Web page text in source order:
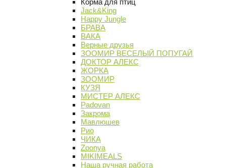
Корма для птиц
Jack&King
Happy Jungle
БРАВА
ВАКА
Верные друзья
ЗООМИР ВЕСЕЛЫЙ ПОПУГАЙ
ДОКТОР АЛЕКС
ЖОРКА
ЗООМИР
КУЗЯ
МИСТЕР АЛЕКС
Padovan
Закрома
Мавлюшев
Рио
ЧИКА
Zoonya
MIKIMEALS
Наша ручная работа